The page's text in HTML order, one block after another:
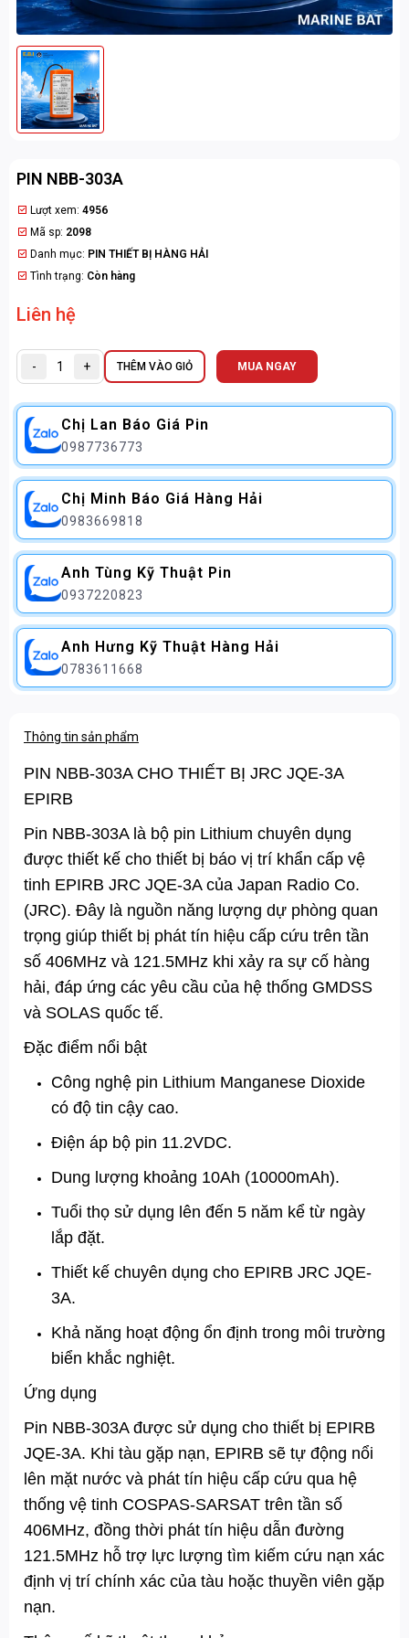
PIN NBB-303A
Lượt xem: 4956
Mã sp: 2098
Danh mục: PIN THIẾT BỊ HÀNG HẢI
Tình trạng: Còn hàng
Liên hệ
- + THÊM VÀO GIỎ MUA NGAY
Chị Lan Báo Giá Pin
0987736773
Chị Minh Báo Giá Hàng Hải
0983669818
Anh Tùng Kỹ Thuật Pin
0937220823
Anh Hưng Kỹ Thuật Hàng Hải
0783611668
Thông tin sản phẩm
PIN NBB-303A CHO THIẾT BỊ JRC JQE-3A
EPIRB
Pin NBB-303A là bộ pin Lithium chuyên dụng
được thiết kế cho thiết bị báo vị trí khẩn cấp vệ
tinh EPIRB JRC JQE-3A của Japan Radio Co.
(JRC). Đây là nguồn năng lượng dự phòng quan
trọng giúp thiết bị phát tín hiệu cấp cứu trên tần
số 406MHz và 121.5MHz khi xảy ra sự cố hàng
hải, đáp ứng các yêu cầu của hệ thống GMDSS
và SOLAS quốc tế.
Đặc điểm nổi bật
Công nghệ pin Lithium Manganese Dioxide
có độ tin cậy cao.
Điện áp bộ pin 11.2VDC.
Dung lượng khoảng 10Ah (10000mAh).
Tuổi thọ sử dụng lên đến 5 năm kể từ ngày
lắp đặt.
Thiết kế chuyên dụng cho EPIRB JRC JQE-
3A.
Khả năng hoạt động ổn định trong môi trường
biển khắc nghiệt.
Ứng dụng
Pin NBB-303A được sử dụng cho thiết bị EPIRB
JQE-3A. Khi tàu gặp nạn, EPIRB sẽ tự động nổi
lên mặt nước và phát tín hiệu cấp cứu qua hệ
thống vệ tinh COSPAS-SARSAT trên tần số
406MHz, đồng thời phát tín hiệu dẫn đường
121.5MHz hỗ trợ lực lượng tìm kiếm cứu nạn xác
định vị trí chính xác của tàu hoặc thuyền viên gặp
nạn.